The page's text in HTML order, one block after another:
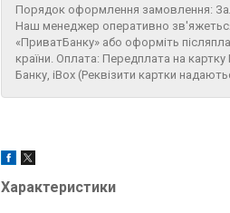
Порядок оформлення замовлення:
Наш менеджер оперативно
«ПриватБанку» або оформіть
країни. Оплата: Передплата на
Банку, iBox (Реквізити картки
Характеристики